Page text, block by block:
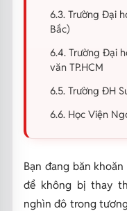
6.3. Trường Đại
Bắc)
6.4. Trường Đại
văn TP.HCM
6.5. Trường ĐH
6.6. Học Viện
Bạn đang băn
để không bị thay
nghìn đô trong